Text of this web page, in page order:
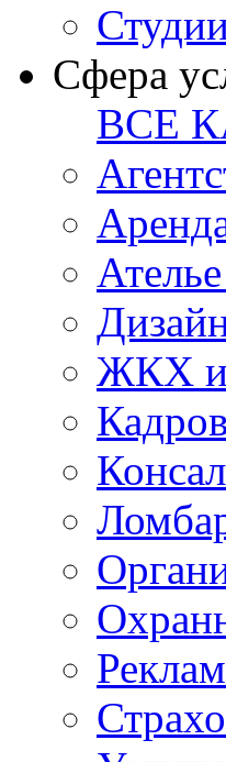
Сфера
ВСЕ
ЖКХ и